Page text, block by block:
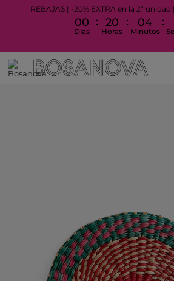
REBAJAS | -20% EXTRA en la 2ª
00
Días
: 20
Horas
: 04
Minutos
: